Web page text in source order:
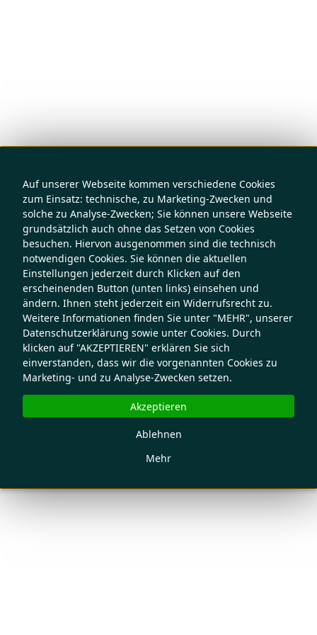
Auf unserer Webseite kommen verschiedene Cookies
zum Einsatz: technische, zu Marketing-Zwecken und
solche zu Analyse-Zwecken; Sie können unsere Webseite
grundsätzlich auch ohne das Setzen von Cookies
besuchen. Hiervon ausgenommen sind die technisch
notwendigen Cookies. Sie können die aktuellen
Einstellungen jederzeit durch Klicken auf den
erscheinenden Button (unten links) einsehen und
ändern. Ihnen steht jederzeit ein Widerrufsrecht zu.
Weitere Informationen finden Sie unter "MEHR", unserer
Datenschutzerklärung sowie unter Cookies. Durch
klicken auf "AKZEPTIEREN" erklären Sie sich
einverstanden, dass wir die vorgenannten Cookies zu
Marketing- und zu Analyse-Zwecken setzen.
Mehr
Ablehnen
Akzeptieren